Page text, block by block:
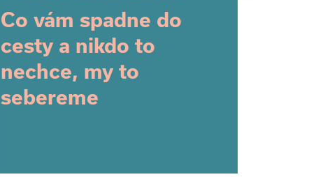
Co vám spadne do
cesty a nikdo to
nechce, my to
sebereme